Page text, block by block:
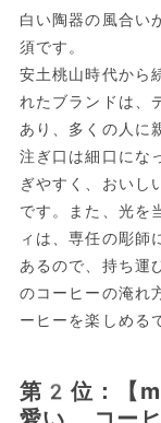
白い陶器の風合い
須です。
安土桃山時代から
れたブランドは、
あり、多くの人に
注ぎ口は細口にな
ぎやすく、おいし
です。また、光を
ィは、専任の彫師
あるので、持ち運
のコーヒーの淹れ
ーヒーを楽しめる
第2位：【